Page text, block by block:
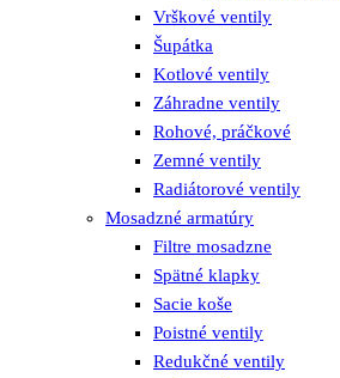
Vrškové ventily
Šupátka
Kotlové ventily
Záhradne ventily
Rohové, práčkové
Zemné ventily
Radiátorové ventily
Mosadzné armatúry
Filtre mosadzne
Spätné klapky
Sacie koše
Poistné ventily
Redukčné ventily